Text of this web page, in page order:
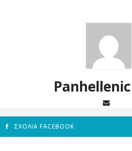
ΣΧΌΛΙΑ FACEBOOK